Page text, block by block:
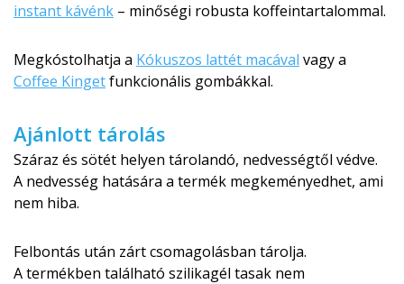
instant kávénk – minőségi robusta koffeintartalommal.
Megkóstolhatja a Kókuszos lattét macával vagy a
Coffee Kingetfunkcionális gombákkal.
Ajánlott tárolás
Száraz és sötét helyen tárolandó, nedvességtől védve.
A nedvesség hatására a termék megkeményedhet, ami
nem hiba.
Felbontás után zárt csomagolásban tárolja.
A termékben található szilikagél tasak nem